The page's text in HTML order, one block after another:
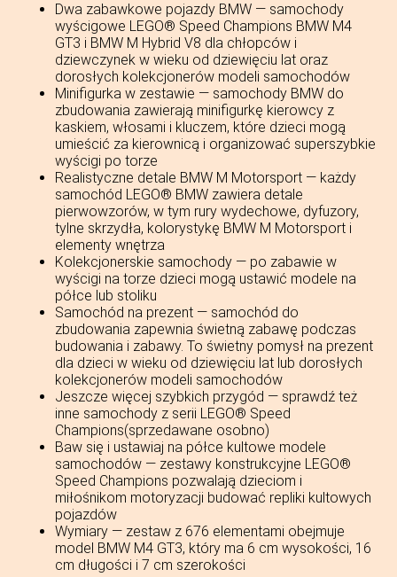
Dwa zabawkowe pojazdy BMW — samochody
wyścigowe LEGO® Speed Champions BMW M4
GT3 i BMW M Hybrid V8 dla chłopców i
dziewczynek w wieku od dziewięciu lat oraz
dorosłych kolekcjonerów modeli samochodów
Minifigurka w zestawie — samochody BMW do
zbudowania zawierają minifigurkę kierowcy z
kaskiem, włosami i kluczem, które dzieci mogą
umieścić za kierownicą i organizować superszybkie
wyścigi po torze
Realistyczne detale BMW M Motorsport — każdy
samochód LEGO® BMW zawiera detale
pierwowzorów, w tym rury wydechowe, dyfuzory,
tylne skrzydła, kolorystykę BMW M Motorsport i
elementy wnętrza
Kolekcjonerskie samochody — po zabawie w
wyścigi na torze dzieci mogą ustawić modele na
półce lub stoliku
Samochód na prezent — samochód do
zbudowania zapewnia świetną zabawę podczas
budowania i zabawy. To świetny pomysł na prezent
dla dzieci w wieku od dziewięciu lat lub dorosłych
kolekcjonerów modeli samochodów
Jeszcze więcej szybkich przygód — sprawdź też
inne samochody z serii LEGO® Speed
Champions(sprzedawane osobno)
Baw się i ustawiaj na półce kultowe modele
samochodów — zestawy konstrukcyjne LEGO®
Speed Champions pozwalają dzieciom i
miłośnikom motoryzacji budować repliki kultowych
pojazdów
Wymiary — zestaw z 676 elementami obejmuje
model BMW M4 GT3, który ma 6 cm wysokości, 16
cm długości i 7 cm szerokości